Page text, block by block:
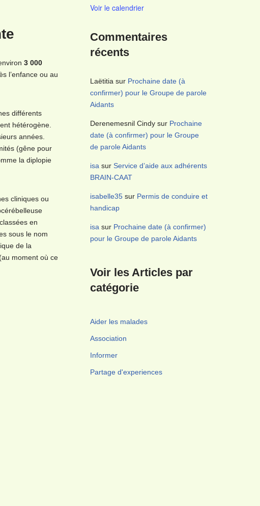
3 000
l’enfance ou au
différents
hétérogène.
années.
(gêne pour
la diplopie
cliniques ou
en
sous le nom
de la
moment où ce
Voir le calendrier
Commentaires
récents
Laëtitia sur Prochaine date (à
confirmer) pour le Groupe de parole
Aidants
Derenemesnil Cindysur Prochaine
date (à confirmer) pour le Groupe
de parole Aidants
isa sur Service d’aide aux adhérents
BRAIN-CAAT
isabelle35sur Permis de conduire et
handicap
isa sur Prochaine date (à confirmer)
pour le Groupe de parole Aidants
Voir les Articles par
catégorie
Aider les malades
Association
Informer
Partage d'experiences